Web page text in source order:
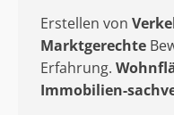
Erstellen von
Marktgerechte
Erfahrung.
Immobilien-